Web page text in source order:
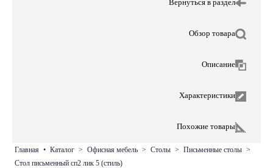
Вернуться в раздел
Обзор товара
Описание
Характеристики
Похожие товары
главная • каталог > офисная мебель > столы > письменные столы >
стол письменный сп2 лик 5 (стиль)